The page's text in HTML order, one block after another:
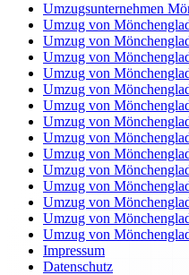
Umzugsunternehmen
Umzug von
Umzug von
Umzug von
Umzug von
Umzug von
Umzug von
Umzug von
Umzug von
Umzug von
Umzug von
Umzug von
Umzug von
Umzug von
Umzug von
Impressum
Datenschutz